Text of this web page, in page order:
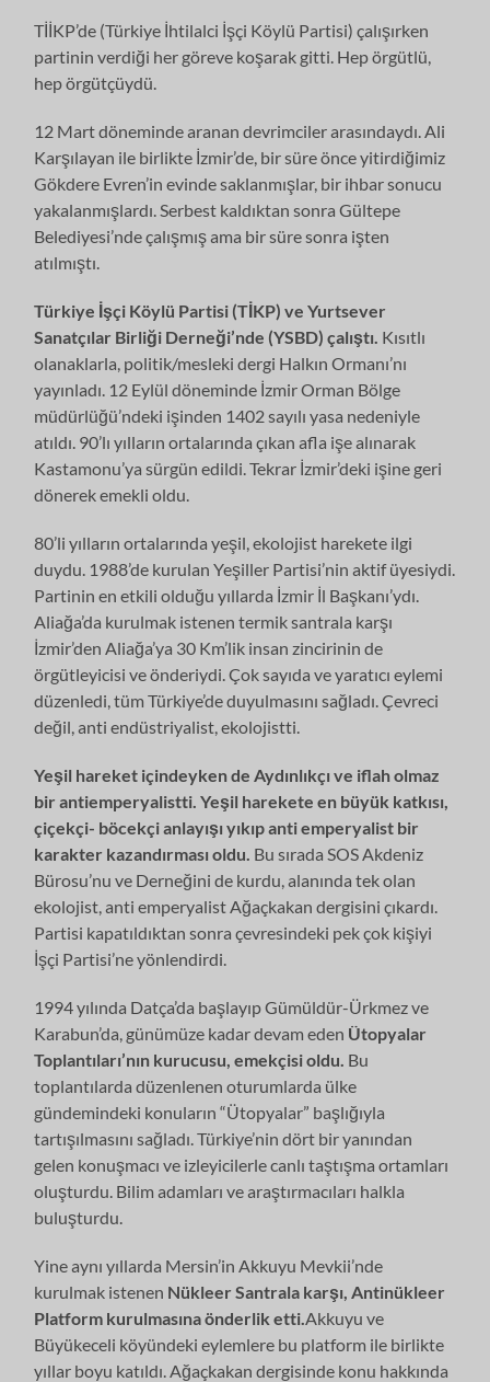
TİİKP’de (Türkiye İhtilalci İşçi Köylü Partisi) çalışırken
partinin verdiği her göreve koşarak gitti. Hep örgütlü,
hep örgütçüydü.
12 Mart döneminde aranan devrimciler arasındaydı. Ali
Karşılayan ile birlikte İzmir’de, bir süre önce yitirdiğimiz
Gökdere Evren’in evinde saklanmışlar, bir ihbar sonucu
yakalanmışlardı. Serbest kaldıktan sonra Gültepe
Belediyesi’nde çalışmış ama bir süre sonra işten
atılmıştı.
Türkiye İşçi Köylü Partisi (TİKP) ve Yurtsever
Sanatçılar Birliği Derneği’nde (YSBD) çalıştı. Kısıtlı
olanaklarla, politik/mesleki dergi Halkın Ormanı’nı
yayınladı. 12 Eylül döneminde İzmir Orman Bölge
müdürlüğü’ndeki işinden 1402 sayılı yasa nedeniyle
atıldı. 90’lı yılların ortalarında çıkan afla işe alınarak
Kastamonu’ya sürgün edildi. Tekrar İzmir’deki işine geri
dönerek emekli oldu.
80’li yılların ortalarında yeşil, ekolojist harekete ilgi
duydu. 1988’de kurulan Yeşiller Partisi’nin aktif üyesiydi.
Partinin en etkili olduğu yıllarda İzmir İl Başkanı’ydı.
Aliağa’da kurulmak istenen termik santrala karşı
İzmir’den Aliağa’ya 30 Km’lik insan zincirinin de
örgütleyicisi ve önderiydi. Çok sayıda ve yaratıcı eylemi
düzenledi, tüm Türkiye’de duyulmasını sağladı. Çevreci
değil, anti endüstriyalist, ekolojistti.
Yeşil hareket içindeyken de Aydınlıkçı ve iflah olmaz
bir antiemperyalistti. Yeşil harekete en büyük katkısı,
çiçekçi- böcekçi anlayışı yıkıp anti emperyalist bir
karakter kazandırması oldu. Bu sırada SOS Akdeniz
Bürosu’nu ve Derneğini de kurdu, alanında tek olan
ekolojist, anti emperyalist Ağaçkakan dergisini çıkardı.
Partisi kapatıldıktan sonra çevresindeki pek çok kişiyi
İşçi Partisi’ne yönlendirdi.
1994 yılında Datça’da başlayıp Gümüldür-Ürkmez ve
Karabun’da, günümüze kadar devam eden Ütopyalar
Toplantıları’nın kurucusu, emekçisi oldu. Bu
toplantılarda düzenlenen oturumlarda ülke
gündemindeki konuların “Ütopyalar” başlığıyla
tartışılmasını sağladı. Türkiye’nin dört bir yanından
gelen konuşmacı ve izleyicilerle canlı taştışma ortamları
oluşturdu. Bilim adamları ve araştırmacıları halkla
buluşturdu.
Yine aynı yıllarda Mersin’in Akkuyu Mevkii’nde
kurulmak istenen Nükleer Santrala karşı, Antinükleer
Platform kurulmasına önderlik etti. Akkuyu ve
Büyükeceli köyündeki eylemlere bu platform ile birlikte
yıllar boyu katıldı. Ağaçkakan dergisinde konu hakkında